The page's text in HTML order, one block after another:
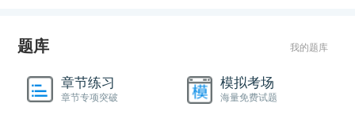
题库 我的题库
章节练习
章节专项突破
模拟考场
海量免费试题